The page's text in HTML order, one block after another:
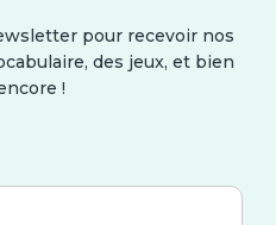
pour recevoir nos
des jeux, et bien
!